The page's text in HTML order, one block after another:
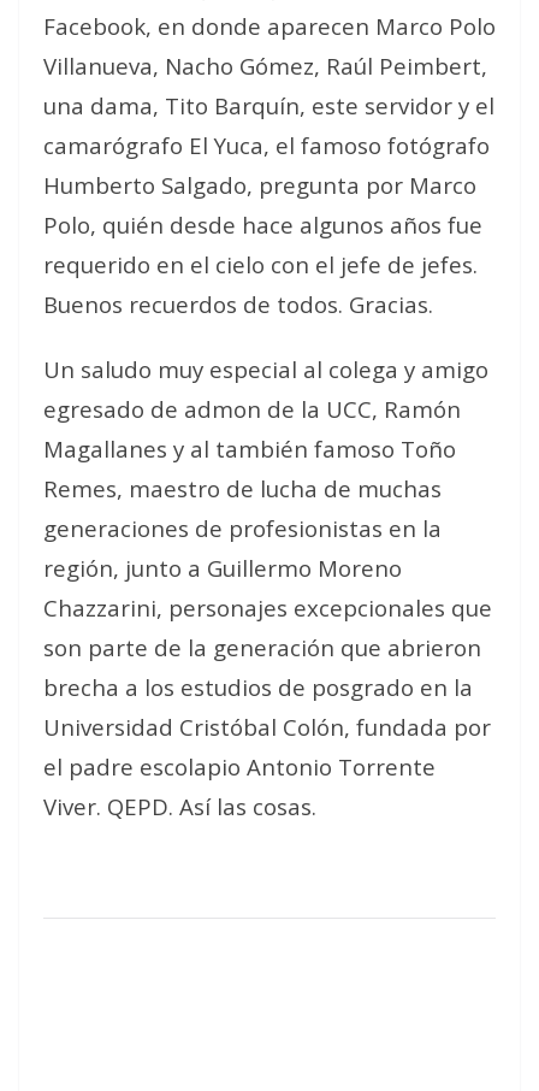
Facebook, en donde aparecen Marco Polo
Villanueva, Nacho Gómez, Raúl Peimbert,
una dama, Tito Barquín, este servidor y el
camarógrafo El Yuca, el famoso fotógrafo
Humberto Salgado, pregunta por Marco
Polo, quién desde hace algunos años fue
requerido en el cielo con el jefe de jefes.
Buenos recuerdos de todos. Gracias.
Un saludo muy especial al colega y amigo
egresado de admon de la UCC, Ramón
Magallanes y al también famoso Toño
Remes, maestro de lucha de muchas
generaciones de profesionistas en la
región, junto a Guillermo Moreno
Chazzarini, personajes excepcionales que
son parte de la generación que abrieron
brecha a los estudios de posgrado en la
Universidad Cristóbal Colón, fundada por
el padre escolapio Antonio Torrente
Viver. QEPD. Así las cosas.